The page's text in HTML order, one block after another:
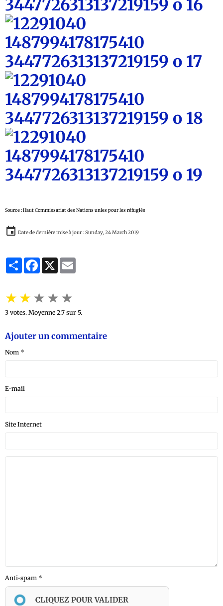
Source : Haut Commissariat des Nations unies pour les réfugiés
Date de dernière mise à jour : Sunday, 24 March 2019
PartagerFacebook
X
★★★★★
3 votes. Moyenne 2.7 sur 5.
Ajouter un commentaire
Nom
E-mail
Site Internet
Anti-spam
CLIQUEZ POUR VALIDER